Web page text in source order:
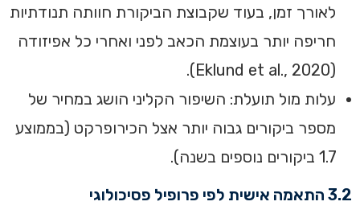
לאורך זמן, בעוד שקבוצת הביקורת חוותה תנודתיות
חריפה יותר בעוצמת הכאב לפני ואחרי כל אפיזודה
(Eklund et al., 2020).
עלות מול תועלת: השיפור הקליני הושג במחיר של
מספר ביקורים גבוה יותר אצל הכירופרקט (בממוצע
1.7 ביקורים נוספים בשנה).
3.2 התאמה אישית לפי פרופיל פסיכולוגי